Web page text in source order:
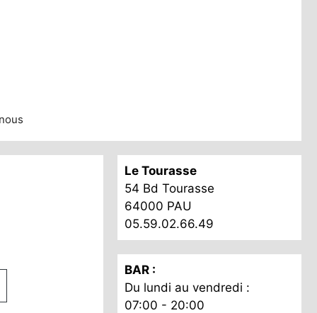
Le Tourasse
54 Bd Tourasse
64000 PAU
05.59.02.66.49
BAR :
Du lundi au vendredi :
07:00 - 20:00